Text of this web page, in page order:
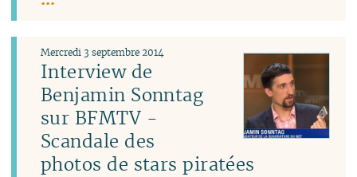
Interview de
Benjamin Sonntag
sur BFMTV -
Scandale des
photos de stars piratées
Mercredi 3 septembre 2014